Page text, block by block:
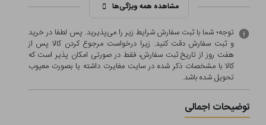
مشاهده همه ویژگی‌ها
توجه؛ شما با ثبت سفارش شرایط زیر را می‌پذیرید. پس لطفا در خرید
و ثبت سفارش دقت کنید. زیرا درخواست مرجوع کردن کالا پس از
هفت روز از تاریخ ثبت سفارش، فقط در صورتی امکان پذیر است که
کالا با مشخصات ذکر شده در سایت مغایرت داشته یا بصورت معيوب
تحویل شده باشد.
توضیحات اجمالی